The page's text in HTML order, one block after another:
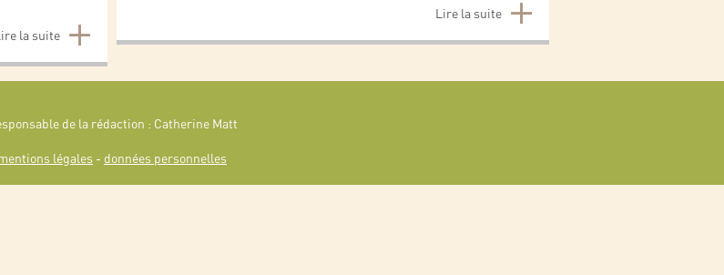
la suite
Lire la suite
de la rédaction : Catherine Matt
légales - données personnelles